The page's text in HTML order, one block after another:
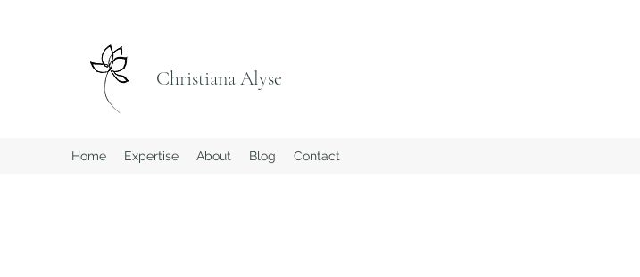
Christiana Alyse
Home Expertise About Blog Contact